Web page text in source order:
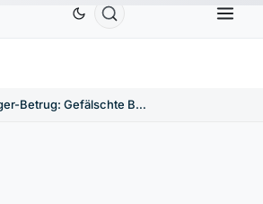
TetherUSDT0,9991 $ BNBBNB
Ledger-Betrug: Gefälschte Briefe zum Stehlen von Seed Phrase